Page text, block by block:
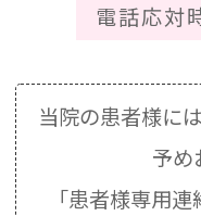
電話応
当院の患者様に
予め
「患者様専用